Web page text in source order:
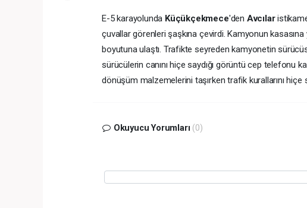
E-5 karayolunda Küçükçekmece'den Avcılar
çuvallar görenleri şaşkına çevirdi. Kamyonun
boyutuna ulaştı. Trafikte seyreden kamyonetin
sürücülerin canını hiçe saydığı görüntü cep telefonu
dönüşüm malzemelerini taşırken trafik kurallarını
Okuyucu Yorumları (0)